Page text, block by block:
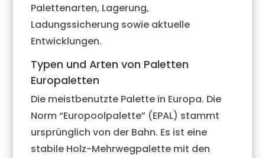
Palettenarten, Lagerung,
Ladungssicherung sowie aktuelle
Entwicklungen.
Typen und Arten von Paletten
Europaletten
Die meistbenutzte Palette in Europa. Die
Norm “Europoolpalette” (EPAL) stammt
ursprünglich von der Bahn. Es ist eine
stabile Holz-Mehrwegpalette mit den